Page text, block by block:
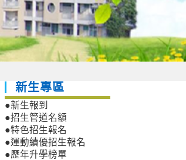
新生專區
●新生報到
●招生管道名額
●特色招生報名
●運動績優招生報名
●歷年升學榜單